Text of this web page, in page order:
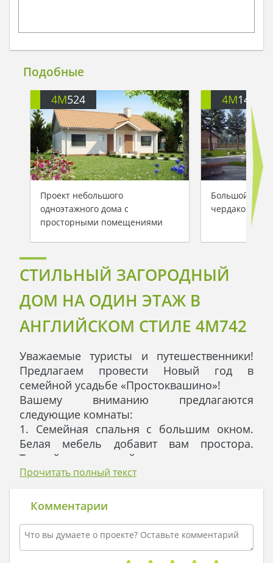
Подобные
4M524
Проект небольшого
одноэтажного дома с
просторными помещениями
4M146
Большой
чердаком
СТИЛЬНЫЙ ЗАГОРОДНЫЙ
ДОМ НА ОДИН ЭТАЖ В
АНГЛИЙСКОМ СТИЛЕ 4M742
Уважаемые туристы и путешественники!
Предлагаем провести Новый год в
семейной усадьбе «Простоквашино»!
Вашему вниманию предлагаются
следующие комнаты:
1. Семейная спальня с большим окном.
Белая мебель добавит вам простора.
Теплый деревянный пол согреет ваши
босые ножки.
интерактивными картинами на стенах и
большим окном, выходящим в сад.
3. Угловая спальня Ноктюрн с большой
библиотекой и оригинальным
Прочитать полный текст
Комментарии